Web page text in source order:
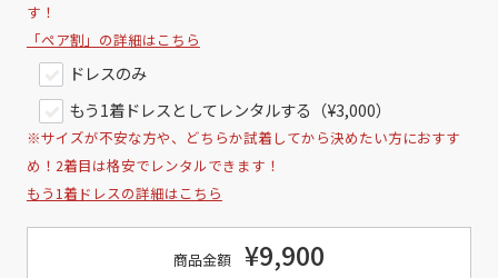
す！
「ペア割」の詳細はこちら
ドレスのみ
もう1着ドレスとしてレンタルする（¥3,000）
※サイズが不安な方や、どちらか試着してから決めたい方におすす
め！2着目は格安でレンタルできます！
もう1着ドレスの詳細はこちら
商品金額 ¥9,900